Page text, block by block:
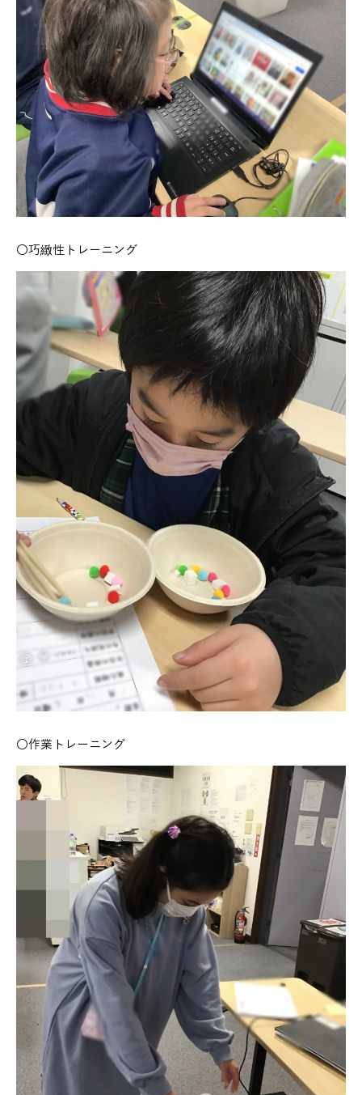
〇巧緻性トレーニング
〇作業トレーニング